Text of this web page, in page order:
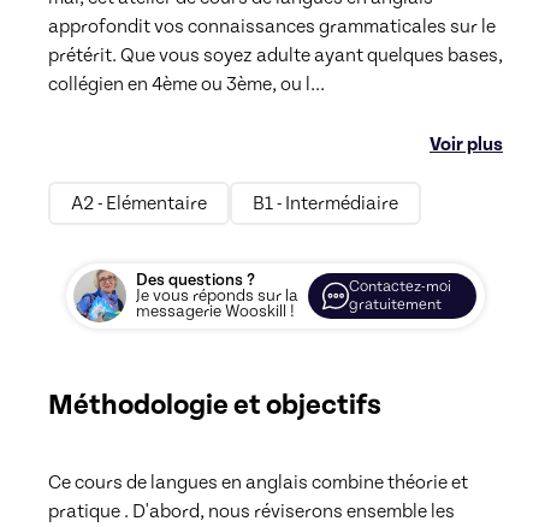
approfondit vos connaissances grammaticales sur le
prétérit. Que vous soyez adulte ayant quelques bases,
collégien en 4ème ou 3ème, ou l ...
Voir plus
A2 - Elémentaire B1 - Intermédiaire
Des questions ?
Je vous réponds sur la
messagerie Wooskill !
Contactez-moi
gratuitement
Méthodologie et objectifs
Ce cours de langues en anglais combine théorie et
pratique . D'abord, nous réviserons ensemble les